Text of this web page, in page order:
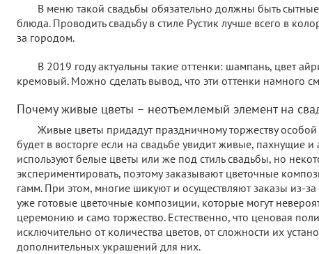
В меню такой свадьбы обязательно должны быть
блюда. Проводить свадьбу в стиле Рустик лучше всего в
за городом.
В 2019 году актуальны такие оттенки: шампань, цвет
кремовый. Можно сделать вывод, что эти оттенки намного
Почему живые цветы – неотъемлемый элемент на
Живые цветы придадут праздничному торжеству
будет в восторге если на свадьбе увидит живые, пахнущие
используют белые цветы или же под стиль свадьбы, но
экспериментировать, поэтому заказывают цветочные
гамм. При этом, многие шикуют и осуществляют заказы из-
уже готовые цветочные композиции, которые могут
церемонию и само торжество. Естественно, что ценовая
исключительно от количества цветов, от сложности их
дополнительных украшений для них.